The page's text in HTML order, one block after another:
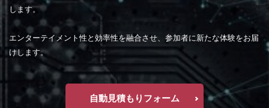
します。
エンターテイメント性と効率性を融合させ、参加者に新たな体験をお届
けします。
自動見積もりフォーム